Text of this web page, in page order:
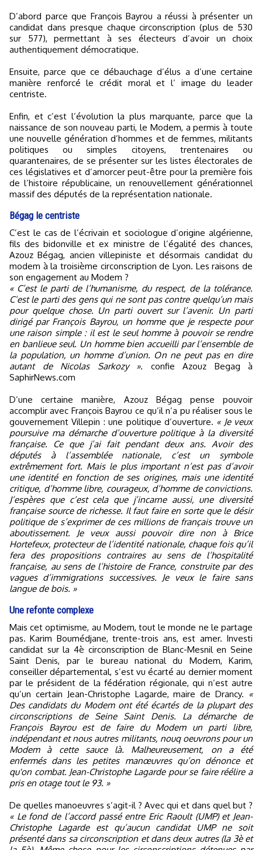
D’abord parce que François Bayrou a réussi à présenter un
candidat dans presque chaque circonscription (plus de 530
sur 577), permettant à ses électeurs d’avoir un choix
authentiquement démocratique.
Ensuite, parce que ce débauchage d’élus a d’une certaine
manière renforcé le crédit moral et l’ image du leader
centriste.
Enfin, et c’est l’évolution la plus marquante, parce que la
naissance de son nouveau parti, le Modem, a permis à toute
une nouvelle génération d’hommes et de femmes, militants
politiques ou simples citoyens, trentenaires ou
quarantenaires, de se présenter sur les listes électorales de
ces législatives et d’amorcer peut-être pour la première fois
de l’histoire républicaine, un renouvellement générationnel
massif des députés de la représentation nationale.
Bégag le centriste
C’est le cas de l’écrivain et sociologue d’origine algérienne,
fils des bidonville et ex ministre de l’égalité des chances,
Azouz Bégag, ancien villepiniste et désormais candidat du
modem à la troisième circonscription de Lyon. Les raisons de
son engagement au Modem ?
« C’est le parti de l’humanisme, du respect, de la tolérance.
C’est le parti des gens qui ne sont pas contre quelqu’un mais
pour quelque chose. Un parti ouvert sur l’avenir. Un parti
dirigé par François Bayrou, un homme que je respecte pour
une raison simple : il est le seul homme à pouvoir se rendre
en banlieue seul. Un homme bien accueilli par l’ensemble de
la population, un homme d’union. On ne peut pas en dire
autant de Nicolas Sarkozy ». confie Azouz Begag à
SaphirNews.com
D’une certaine manière, Azouz Bégag pense pouvoir
accomplir avec François Bayrou ce qu’il n’a pu réaliser sous le
gouvernement Villepin : une politique d’ouverture. « Je veux
poursuive ma démarche d’ouverture politique à la diversité
française. Ce que j’ai fait pendant deux ans. Avoir des
députés à l’assemblée nationale, c’est un symbole
extrêmement fort. Mais le plus important n’est pas d’avoir
une identité en fonction de ses origines, mais une identité
critique, d’homme libre, courageux, d’homme de convictions.
J’espères que c’est cela que j’incarne aussi, une diversité
française source de richesse. Il faut faire en sorte que le désir
politique de s’exprimer de ces millions de français trouve un
aboutissement. Je veux aussi pouvoir dire non à Brice
Hortefeux, protecteur de l’identité nationale, chaque fois qu’il
fera des propositions contraires au sens de l’hospitalité
française, au sens de l’histoire de France, construite par des
vagues d’immigrations successives. Je veux le faire sans
langue de bois. »
Une refonte complexe
Mais cet optimisme, au Modem, tout le monde ne le partage
pas. Karim Boumédjane, trente-trois ans, est amer. Investi
candidat sur la 4è circonscription de Blanc-Mesnil en Seine
Saint Denis, par le bureau national du Modem, Karim,
conseiller départemental, s’est vu écarté au dernier moment
par le président de la fédération régionale, qui n’est autre
qu’un certain Jean-Christophe Lagarde, maire de Drancy. «
Des candidats du Modem ont été écartés de la plupart des
circonscriptions de Seine Saint Denis. La démarche de
François Bayrou est de faire du Modem un parti libre,
indépendant et nous autres militants, nouq oeuvrons pour un
Modem à cette sauce là. Malheureusement, on a été
enfermés dans les petites manœuvres qu’on dénonce et
qu'on combat. Jean-Christophe Lagarde pour se faire réélire a
pris en otage tout le 93. »
De quelles manoeuvres s’agit-il ? Avec qui et dans quel but ?
« Le fond de l’accord passé entre Eric Raoult (UMP) et Jean-
Christophe Lagarde est qu’aucun candidat UMP ne soit
présenté dans sa circonscription et dans deux autres (la 3è et